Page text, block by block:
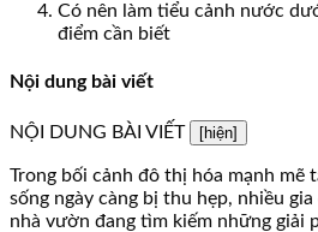
Có nên làm tiểu cảnh nước
điểm cần biết
Nội dung bài viết
NỘI DUNG BÀI VIẾT [hiện]
Trong bối cảnh đô thị hóa mạnh mẽ
sống ngày càng bị thu hẹp, nhiều
nhà vườn đang tìm kiếm những giải